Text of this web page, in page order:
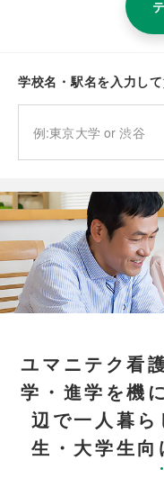
学校名・駅名を入力し
ユマニテク看
学・進学を機
辺で一人暮
生・大学生